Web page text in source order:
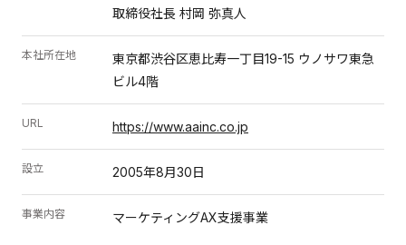
取締役社長 村岡 弥真人
本社所在地
東京都渋谷区恵比寿一丁目19-15 ウノサワ東急
ビル4階
URL https://www.aainc.co.jp
設立 2005年8月30日
事業内容 マーケティングAX支援事業